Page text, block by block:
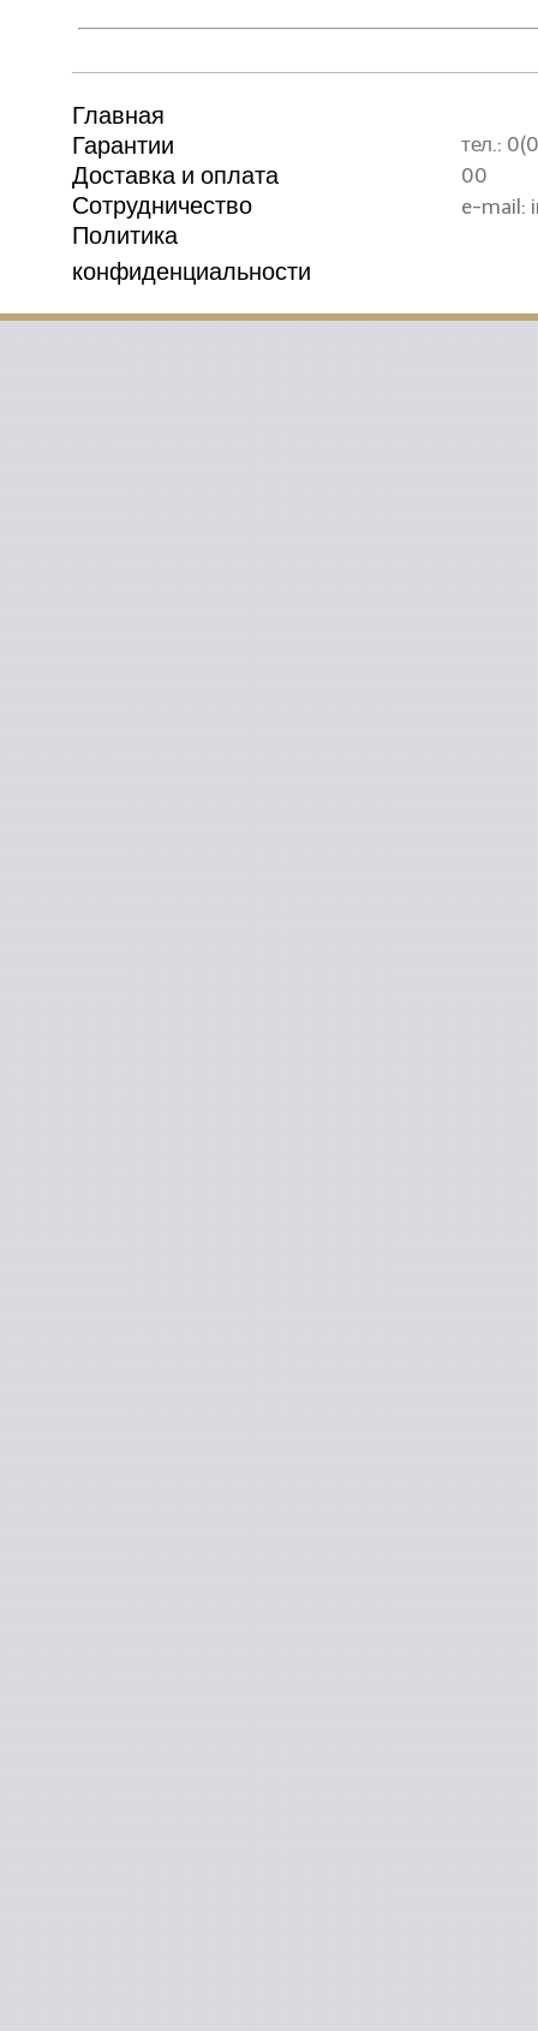
Главная
Гарантии
Доставка и оплата
Сотрудничество
Политика
конфиденциальности
тел.:
00
e-mail: